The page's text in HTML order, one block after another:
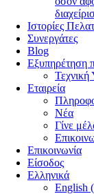
Ιστορίες
Συνεργάτες
Blog
Εξυπηρέτηση
Τεχνική
Εταιρεία
Νέα
Γίνε
Επικοινωνία
Είσοδος
Ελληνικά
English (